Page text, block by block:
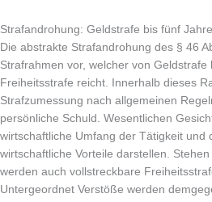
Strafandrohung: Geldstrafe bis fünf
Die abstrakte Strafandrohung des § 46
Strafrahmen vor, welcher von Geldstrafe
Freiheitsstrafe reicht. Innerhalb dieses
Strafzumessung nach allgemeinen
persönliche Schuld. Wesentlichen
wirtschaftliche Umfang der Tätigkeit und
wirtschaftliche Vorteile darstellen.
werden auch vollstreckbare
Untergeordnet Verstöße werden